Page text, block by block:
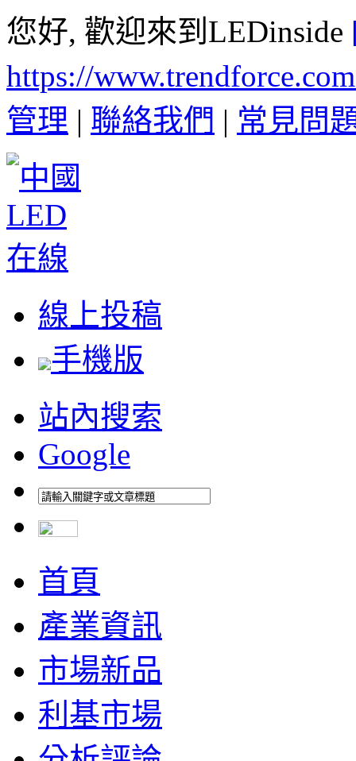
您好, 歡迎來到LEDinside
https://
管理 | 聯絡我們 | 常見問
線上投稿
手機版
站內搜索
Google
首頁
產業資訊
市場新品
利基市場